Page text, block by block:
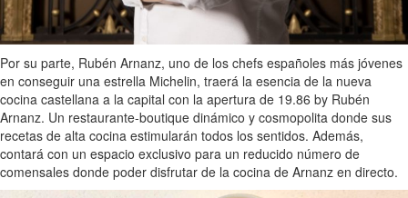
Por su parte, Rubén Arnanz, uno de los chefs españoles más jóvenes
en conseguir una estrella Michelin, traerá la esencia de la nueva
cocina castellana a la capital con la apertura de 19.86 by Rubén
Arnanz. Un restaurante-boutique dinámico y cosmopolita donde sus
recetas de alta cocina estimularán todos los sentidos. Además,
contará con un espacio exclusivo para un reducido número de
comensales donde poder disfrutar de la cocina de Arnanz en directo.